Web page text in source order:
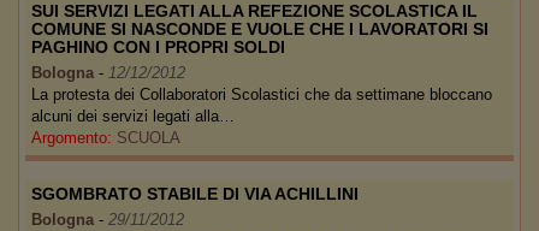
SUI SERVIZI LEGATI ALLA REFEZIONE SCOLASTICA IL
COMUNE SI NASCONDE E VUOLE CHE I LAVORATORI SI
PAGHINO CON I PROPRI SOLDI
Bologna - 12/12/2012
La protesta dei Collaboratori Scolastici che da settimane bloccano
alcuni dei servizi legati alla…
Argomento: SCUOLA
SGOMBRATO STABILE DI VIA ACHILLINI
Bologna - 29/11/2012